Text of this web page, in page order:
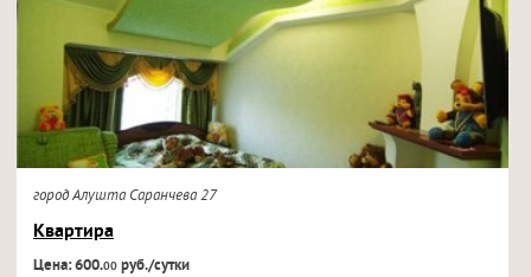
город Алушта Саранчева 27
Квартира
Цена: 600.00руб./сутки